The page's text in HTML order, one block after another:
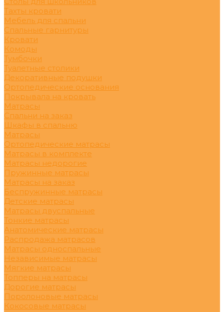
Тахты кровати
Мебель для спальни
Спальные гарнитуры
Кровати
Комоды
Тумбочки
Туалетные столики
Декоративные подушки
Ортопедические основания
Покрывала на кровать
Матрасы
Спальни на заказ
Шкафы в спальню
Матрасы
Ортопедические матрасы
Матрасы в комплекте
Матрасы недорогие
Пружинные матрасы
Матрасы на заказ
Беспружинные матрасы
Детские матрасы
Матрасы двуспальные
Тонкие матрасы
Анатомические матрасы
Распродажа матрасов
Матрасы односпальные
Независимые матрасы
Мягкие матрасы
Топперы на матрасы
Дорогие матрасы
Поролоновые матрасы
Кокосовые матрасы